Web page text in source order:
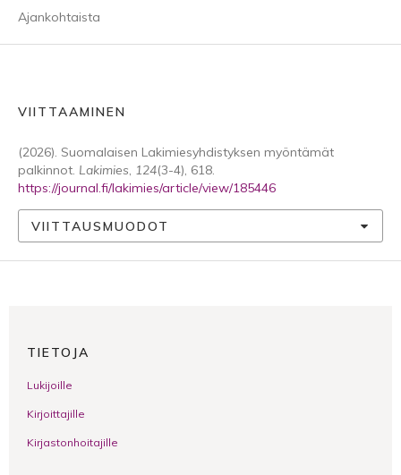
Ajankohtaista
VIITTAAMINEN
(2026). Suomalaisen Lakimiesyhdistyksen myöntämät
palkinnot. Lakimies, 124(3-4), 618.
https://journal.fi/lakimies/article/view/185446
VIITTAUSMUODOT
TIETOJA
Lukijoille
Kirjoittajille
Kirjastonhoitajille